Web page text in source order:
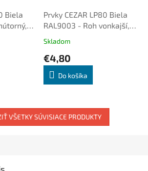
Biela
Prvky CEZAR LP80 Biela
RAL9003 - Roh vonkajší,
Skladom
€4,80
Do košíka
VŠETKY SÚVISIACE PRODUKTY